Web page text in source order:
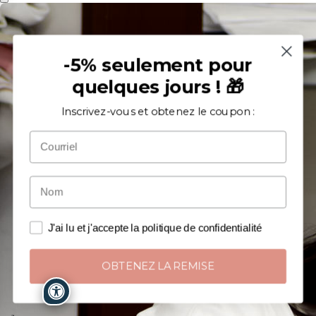
-5% seulement pour
quelques jours ! 🎁
Inscrivez-vous et obtenez le coupon :
J'ai lu et j'accepte la politique de confidentialité
OBTENEZ LA REMISE